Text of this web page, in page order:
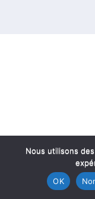
Nous utilisons
OK